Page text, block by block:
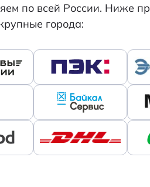
по всей России. Ниже
города: